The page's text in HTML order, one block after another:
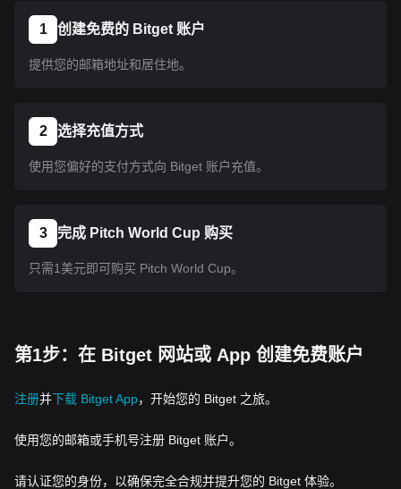
1 创建免费的 Bitget 账户
提供您的邮箱地址和居住地。
2 选择充值方式
使用您偏好的支付方式向 Bitget 账户充值。
3 完成 Pitch World Cup 购买
只需1美元即可购买 Pitch World Cup。
第1步：在 Bitget 网站或 App 创建免费账户
注册并下载 Bitget App，开始您的 Bitget 之旅。
使用您的邮箱或手机号注册 Bitget 账户。
请认证您的身份，以确保完全合规并提升您的 Bitget 体验。